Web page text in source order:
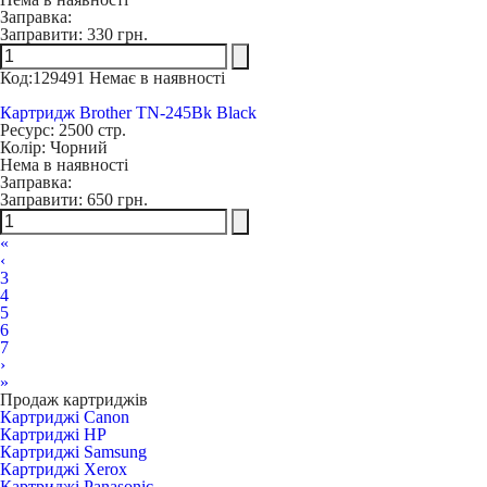
Заправка:
Заправити: 330 грн.
Код:129491 Немає в наявності
Картридж Brother TN-245Bk Black
Ресурс: 2500 стр.
Колір: Чорний
Нема в наявності
Заправка:
Заправити: 650 грн.
«
‹
3
4
5
6
7
›
»
Продаж картриджів
Картриджі Canon
Картриджі HP
Картриджі Samsung
Картриджі Xerox